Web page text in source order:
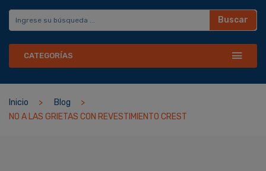
Buscar
CATEGORÍAS
Inicio
Blog
NO A LAS GRIETAS CON REVESTIMIENTO CREST